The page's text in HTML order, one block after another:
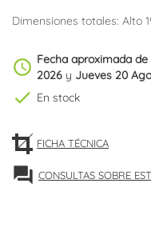
Dimensiones totales: Alto
schedule Fecha aproximada
2026 y Jueves 20
check En stock
FICHA TÉCNICA
forum CONSULTAS SOBRE